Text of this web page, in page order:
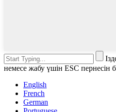
немесе жабу үшін ESC пернесін
English
French
German